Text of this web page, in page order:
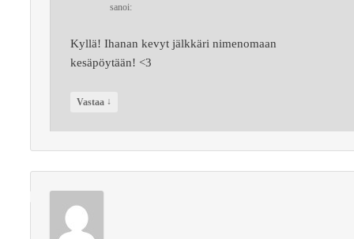
sanoi:
Kyllä! Ihanan kevyt jälkkäri nimenomaan
kesäpöytään! <3
Vastaa ↓